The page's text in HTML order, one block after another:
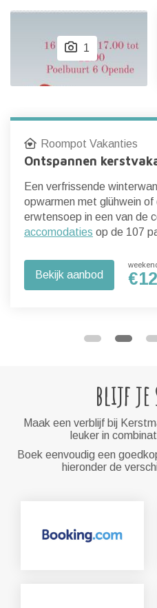
1
Roompot Vakanties
Ontspannen
Een verfrissende
opwarmen met glühwein
erwtensoep in een van de
accomodaties op de 107
Bekijk aanbod €
blijf je
Maak een verblijf bij
leuker in
Boek eenvoudig een
hieronder de